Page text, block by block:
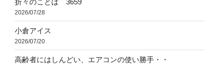
2026/07/28
小倉アイス
2026/07/20
高齢者にはしんどい、エアコンの使い勝手・・